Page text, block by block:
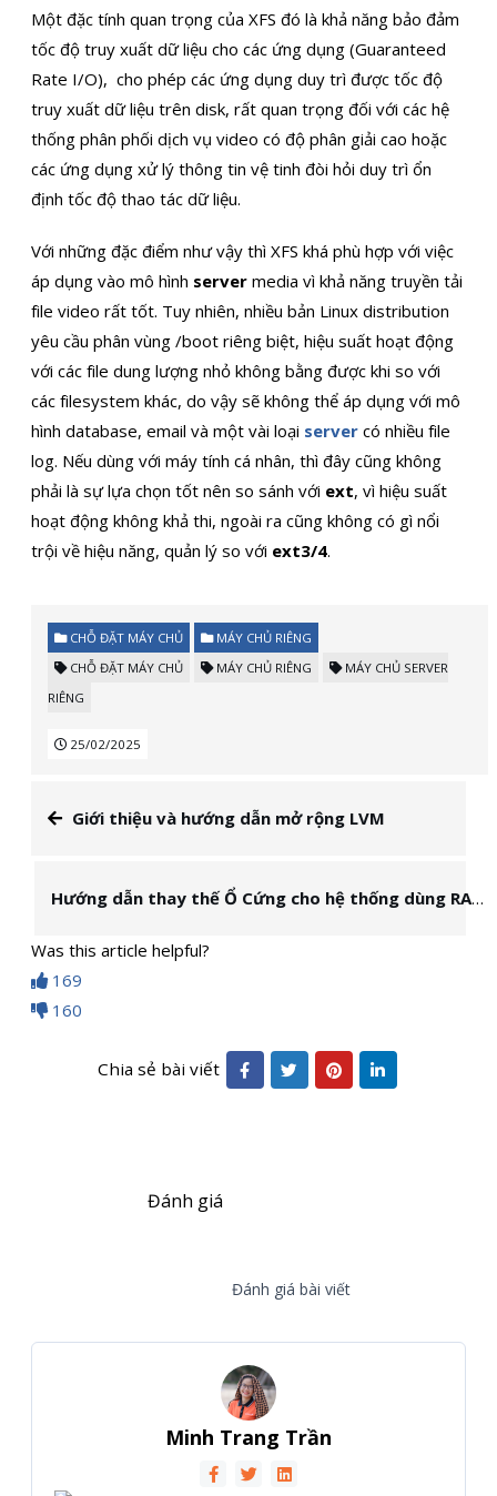
Một đặc tính quan trọng của XFS đó là khả năng bảo đảm
tốc độ truy xuất dữ liệu cho các ứng dụng (Guaranteed
Rate I/O), cho phép các ứng dụng duy trì được tốc độ
truy xuất dữ liệu trên disk, rất quan trọng đối với các hệ
thống phân phối dịch vụ video có độ phân giải cao hoặc
các ứng dụng xử lý thông tin vệ tinh đòi hỏi duy trì ổn
định tốc độ thao tác dữ liệu.
Với những đặc điểm như vậy thì XFS khá phù hợp với việc
áp dụng vào mô hình server media vì khả năng truyền tải
file video rất tốt. Tuy nhiên, nhiều bản Linux distribution
yêu cầu phân vùng /boot riêng biệt, hiệu suất hoạt động
với các file dung lượng nhỏ không bằng được khi so với
các filesystem khác, do vậy sẽ không thể áp dụng với mô
hình database, email và một vài loại server có nhiều file
log. Nếu dùng với máy tính cá nhân, thì đây cũng không
phải là sự lựa chọn tốt nên so sánh với ext, vì hiệu suất
hoạt động không khả thi, ngoài ra cũng không có gì nổi
trội về hiệu năng, quản lý so với ext3/4.
CHỖ ĐẶT MÁY CHỦ
MÁY CHỦ RIÊNG
CHỖ ĐẶT MÁY CHỦ
MÁY CHỦ RIÊNG
MÁY CHỦ SERVER
RIÊNG
25/02/2025
Giới thiệu và hướng dẫn mở rộng LVM
Hướng dẫn thay thế Ổ Cứng cho hệ thống dùng RAID1 MDADM
Was this article helpful?
169
160
Chia sẻ bài viết
Đánh giá
Đánh giá bài viết
Minh Trang Trần